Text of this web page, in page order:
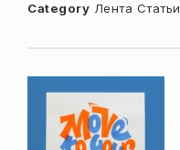
Category Лента Статьи